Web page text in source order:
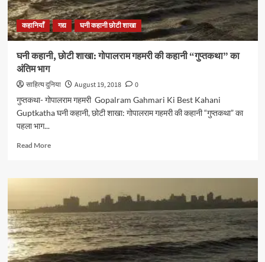
कहानियाँ गद्य घनी कहानी छोटी शाखा
घनी कहानी, छोटी शाखा: गोपालराम गहमरी की कहानी “गुप्तकथा” का
अंतिम भाग
साहित्य दुनिया August 19, 2018
0
गुप्तकथा- गोपालराम गहमरी Gopalram Gahmari Ki Best Kahani
Guptkatha घनी कहानी, छोटी शाखा: गोपालराम गहमरी की कहानी “गुप्तकथा” का
पहला भाग...
Read MoreRead
घनी
शाखा:
गोपालराम
गहमरी की
कहानी
“गुप्तकथा”